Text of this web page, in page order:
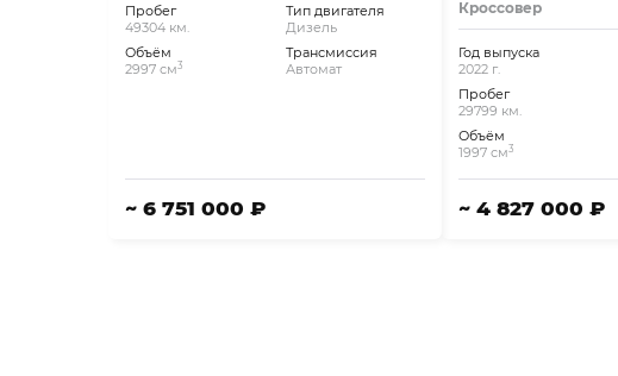
Пробег
49304 км.
Объём
2997 см3
Тип двигателя
Дизель
Трансмиссия
Автомат
~ 6 751 000 ₽
Кроссовер
Год выпуска
2022 г.
Пробег
29799 км.
Объём
1997 см3
~ 4 827 000 ₽